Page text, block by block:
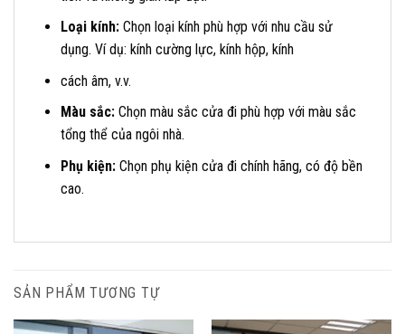
Loại kính:Chọn loại kính phù hợp với nhu cầu sử
dụng. Ví dụ: kính cường lực, kính hộp, kính
cách âm, v.v.
Màu sắc:Chọn màu sắc cửa đi phù hợp với màu sắc
tổng thể của ngôi nhà.
Phụ kiện:Chọn phụ kiện cửa đi chính hãng, có độ bền
cao.
SẢN PHẨM TƯƠNG TỰ